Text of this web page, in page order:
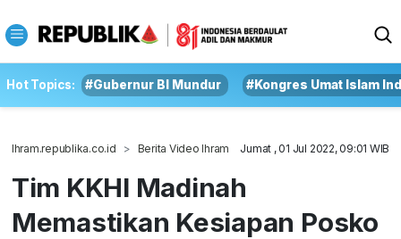
Hot Topics: #Gubernur BI Mundur #Kongres Umat Islam
Ihram.republika.co.id Berita Video Ihram Jumat , 01 Jul 2022, 09:01 WIB
Tim KKHI Madinah
Memastikan Kesiapan Posko